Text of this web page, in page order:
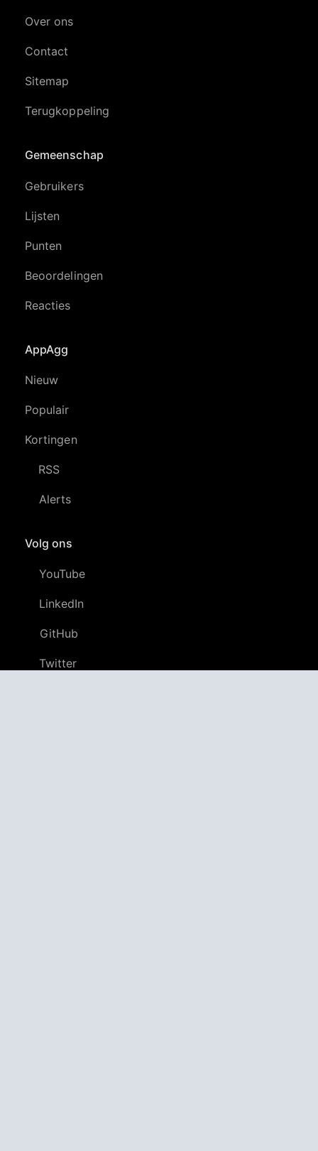
Over ons
Contact
Sitemap
Terugkoppeling
Gemeenschap
Gebruikers
Lijsten
Punten
Beoordelingen
Reacties
AppAgg
Nieuw
Populair
Kortingen
RSS
Alerts
Volg ons
YouTube
LinkedIn
GitHub
Twitter